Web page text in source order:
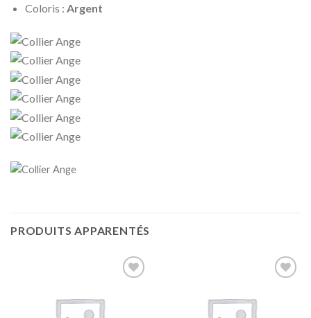
Coloris : Argent
PRODUITS APPARENTÉS